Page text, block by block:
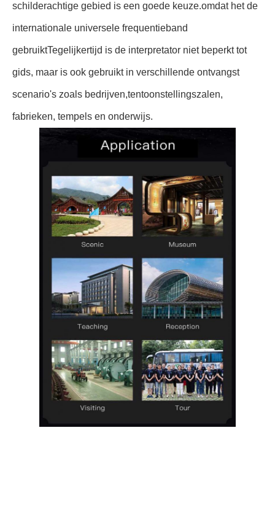
schilderachtige gebied is een goede keuze.omdat het de
internationale universele frequentieband
gebruiktTegelijkertijd is de interpretator niet beperkt tot
gids, maar is ook gebruikt in verschillende ontvangst
scenario's zoals bedrijven,tentoonstellingszalen,
fabrieken, tempels en onderwijs.